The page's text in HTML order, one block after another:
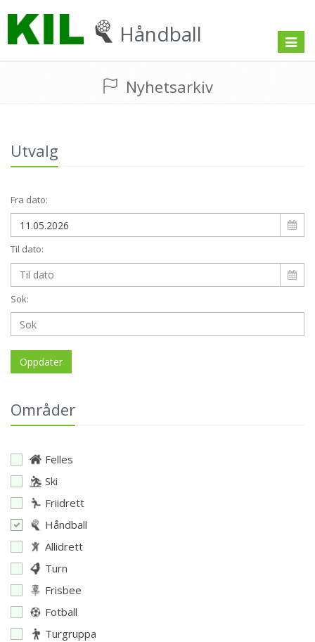
Håndball
Toggle
Nyhetsarkiv
Utvalg
Fra dato:
Til dato:
Sok:
Oppdater
Områder
Felles
Ski
Friidrett
Håndball
Allidrett
Turn
Frisbee
Fotball
Turgruppa